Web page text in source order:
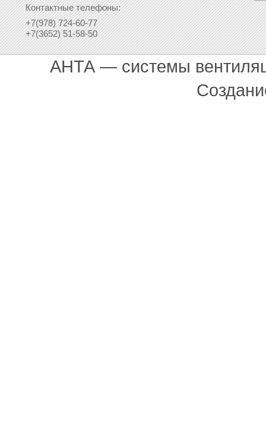
Контактные телефоны:
+7(978) 724-60-77
+7(3652) 51-58-50
АНТА — системы